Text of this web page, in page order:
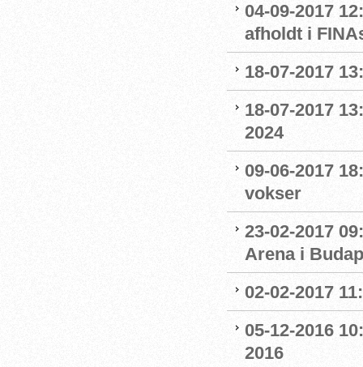
04-09-2017
afholdt i
18-07-2017
18-07-2017
2024
09-06-2017
vokser
23-02-2017
Arena i
02-02-2017
05-12-2016
2016